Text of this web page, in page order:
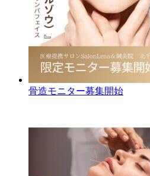
骨造モニター募集開始